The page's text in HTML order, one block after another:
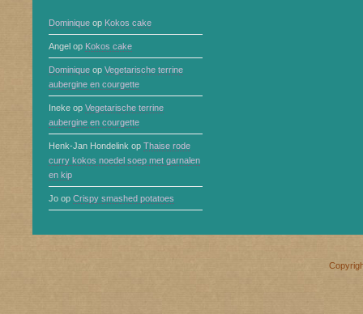
Dominique op Kokos cake
Angel op Kokos cake
Dominique op Vegetarische terrine
aubergine en courgette
Ineke op Vegetarische terrine
aubergine en courgette
Henk-Jan Hondelink op Thaise rode
curry kokos noedel soep met garnalen
en kip
Jo op Crispy smashed potatoes